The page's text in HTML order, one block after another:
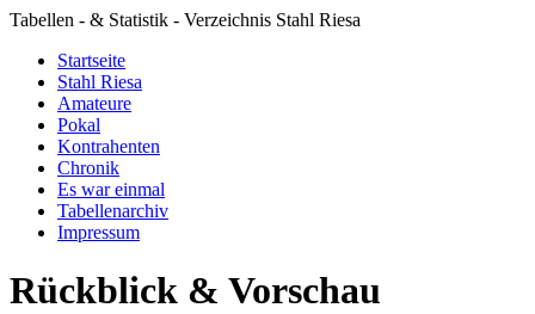
Tabellen - & Statistik - Verzeichnis Stahl Riesa
Startseite
Stahl Riesa
Amateure
Pokal
Kontrahenten
Chronik
Es war einmal
Tabellenarchiv
Impressum
Rückblick & Vorschau